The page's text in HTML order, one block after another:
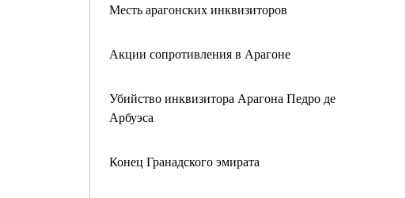
Месть арагонских инквизиторов
Акции сопротивления в Арагоне
Убийство инквизитора Арагона Педро де
Арбуэса
Конец Гранадского эмирата